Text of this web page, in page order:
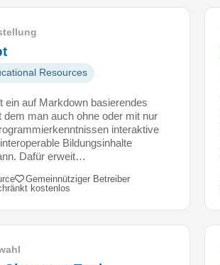
Resources
ein auf Markdown basierendes
dem man auch ohne oder mit nur
interaktive
Bildungsinhalte
Dafür erweit…
Gemeinnütziger Betreiber
kostenlos